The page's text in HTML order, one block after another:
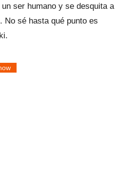
ser humano y se desquita a
No sé hasta qué punto es